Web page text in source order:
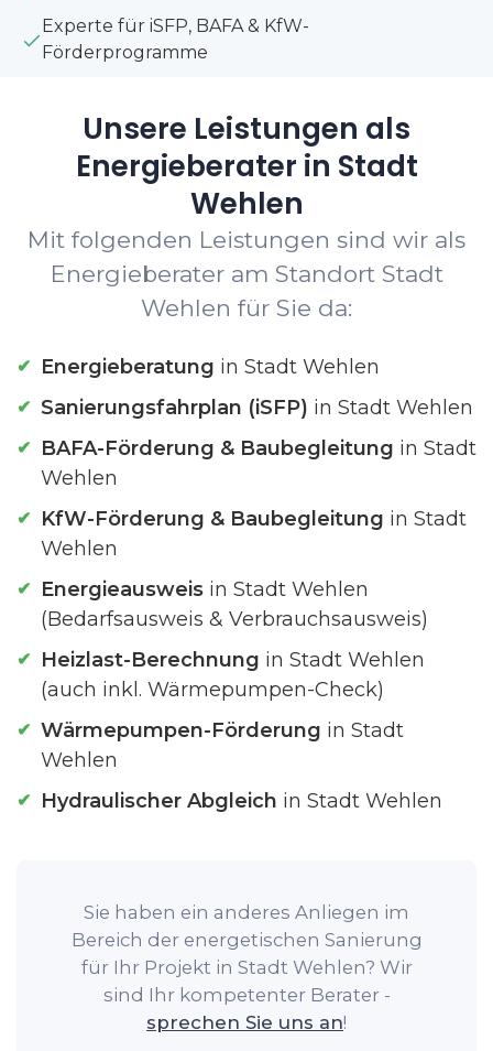
Experte für iSFP, BAFA & KfW-
Förderprogramme
Unsere Leistungen als
Energieberater in Stadt
Wehlen
Mit folgenden Leistungen sind wir als
Energieberater am Standort Stadt
Wehlen für Sie da:
Energieberatung in Stadt Wehlen
Sanierungsfahrplan (iSFP) in Stadt Wehlen
BAFA-Förderung & Baubegleitung in Stadt
Wehlen
KfW-Förderung & Baubegleitung in Stadt
Wehlen
Energieausweis in Stadt Wehlen
(Bedarfsausweis & Verbrauchsausweis)
Heizlast-Berechnung in Stadt Wehlen
(auch inkl. Wärmepumpen-Check)
Wärmepumpen-Förderung in Stadt
Wehlen
Hydraulischer Abgleich in Stadt Wehlen
Sie haben ein anderes Anliegen im
Bereich der energetischen Sanierung
für Ihr Projekt in Stadt Wehlen? Wir
sind Ihr kompetenter Berater -
sprechen Sie uns an!